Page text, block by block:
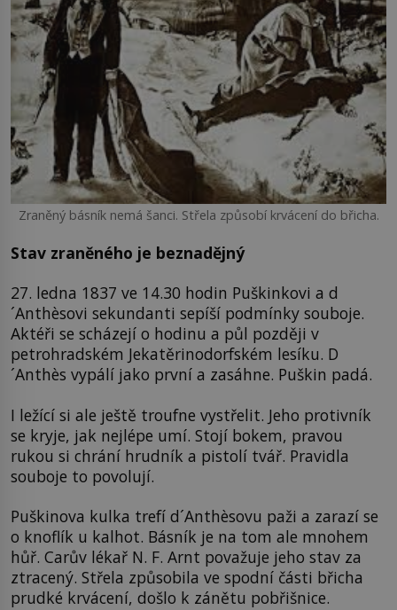
Zraněný básník nemá šanci. Střela způsobí krvácení do břicha.
Stav zraněného je beznadějný
27. ledna 1837 ve 14.30 hodin Puškinkovi a d
´Anthèsovi sekundanti sepíší podmínky souboje.
Aktéři se scházejí o hodinu a půl později v
petrohradském Jekatěrinodorfském lesíku. D
´Anthès vypálí jako první a zasáhne. Puškin padá.
I ležící si ale ještě troufne vystřelit. Jeho protivník
se kryje, jak nejlépe umí. Stojí bokem, pravou
rukou si chrání hrudník a pistolí tvář. Pravidla
souboje to povolují.
Puškinova kulka trefí d´Anthèsovu paži a zarazí se
o knoflík u kalhot. Básník je na tom ale mnohem
hůř. Carův lékař N. F. Arnt považuje jeho stav za
ztracený. Střela způsobila ve spodní části břicha
prudké krvácení, došlo k zánětu pobřišnice.